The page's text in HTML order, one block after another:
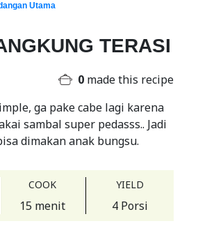
Utama
TERASI
0 made this recipe
ga pake cabe lagi karena
sambal super pedasss.. Jadi
dimakan anak bungsu.
COOK
15 menit
YIELD
4 Porsi